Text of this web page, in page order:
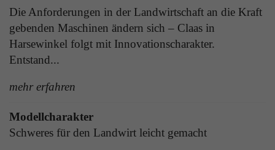
Die Anforderungen in der Landwirtschaft an die Kraft
gebenden Maschinen ändern sich – Claas in
Harsewinkel folgt mit Innovationscharakter.
Entstand...
mehr erfahren
Modellcharakter
Schweres für den Landwirt leicht gemacht
Zweck
Speichert den Zustimmungsstatus des Benutzers
für Cookies auf der aktuellen Domäne.
Anbieter Google Analytics
Laufzeit
Datenübertragungen unterbunden.